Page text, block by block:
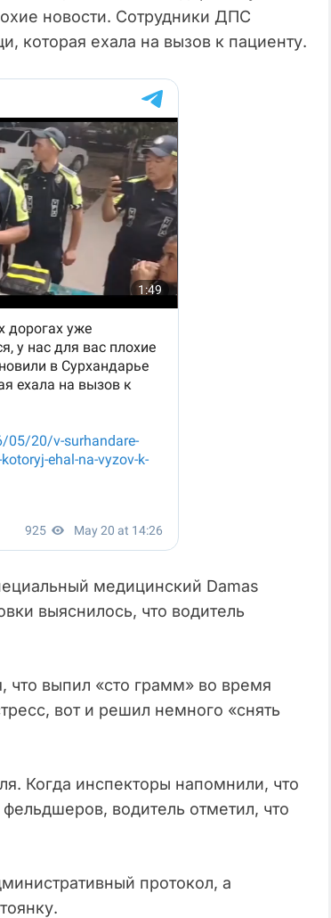
новости. Сотрудники ДПС
которая ехала на вызов к пациенту.
медицинский Damas
выяснилось, что водитель
что выпил «сто грамм» во время
вот и решил немного «снять
Когда инспекторы напомнили, что
водитель отметил, что
протокол, а